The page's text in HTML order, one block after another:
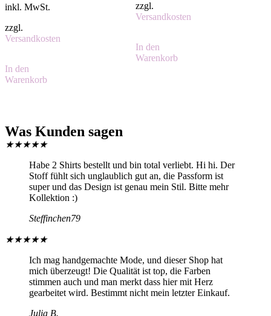
inkl. MwSt.
zzgl.
Versandkosten
In den
Warenkorb
zzgl.
Versandkosten
In den
Warenkorb
Was Kunden sagen
★★★★★
Habe 2 Shirts bestellt und bin total verliebt. Hi hi. Der
Stoff fühlt sich unglaublich gut an, die Passform ist
super und das Design ist genau mein Stil. Bitte mehr
Kollektion :)
Steffinchen79
★★★★★
Ich mag handgemachte Mode, und dieser Shop hat
mich überzeugt! Die Qualität ist top, die Farben
stimmen auch und man merkt dass hier mit Herz
gearbeitet wird. Bestimmt nicht mein letzter Einkauf.
Julia B.